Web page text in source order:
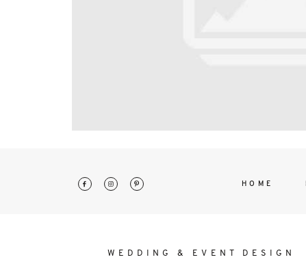
HOME
WEDDING & EVENT DESIGN